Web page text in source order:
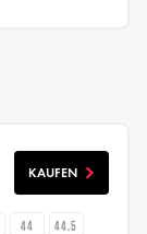
KAUFEN
44
44.5